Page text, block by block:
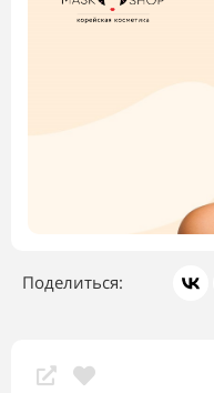
Поделиться: